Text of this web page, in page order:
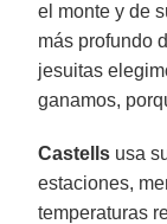
el monte y de
más profundo
jesuitas
ganamos,
Castells usa
estaciones,
temperaturas